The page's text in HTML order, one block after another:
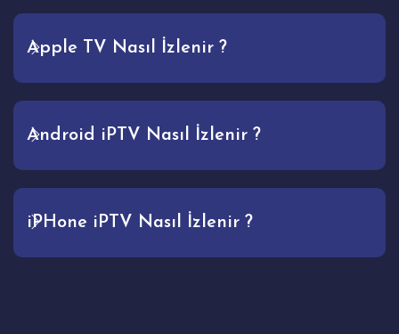
Apple TV Nasıl İzlenir ?
Android iPTV Nasıl İzlenir ?
iPHone iPTV Nasıl İzlenir ?